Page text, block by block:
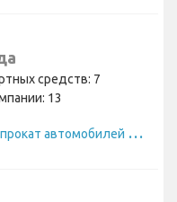
средств: 7
13
П
росмотреть прокат автомобилей Ford